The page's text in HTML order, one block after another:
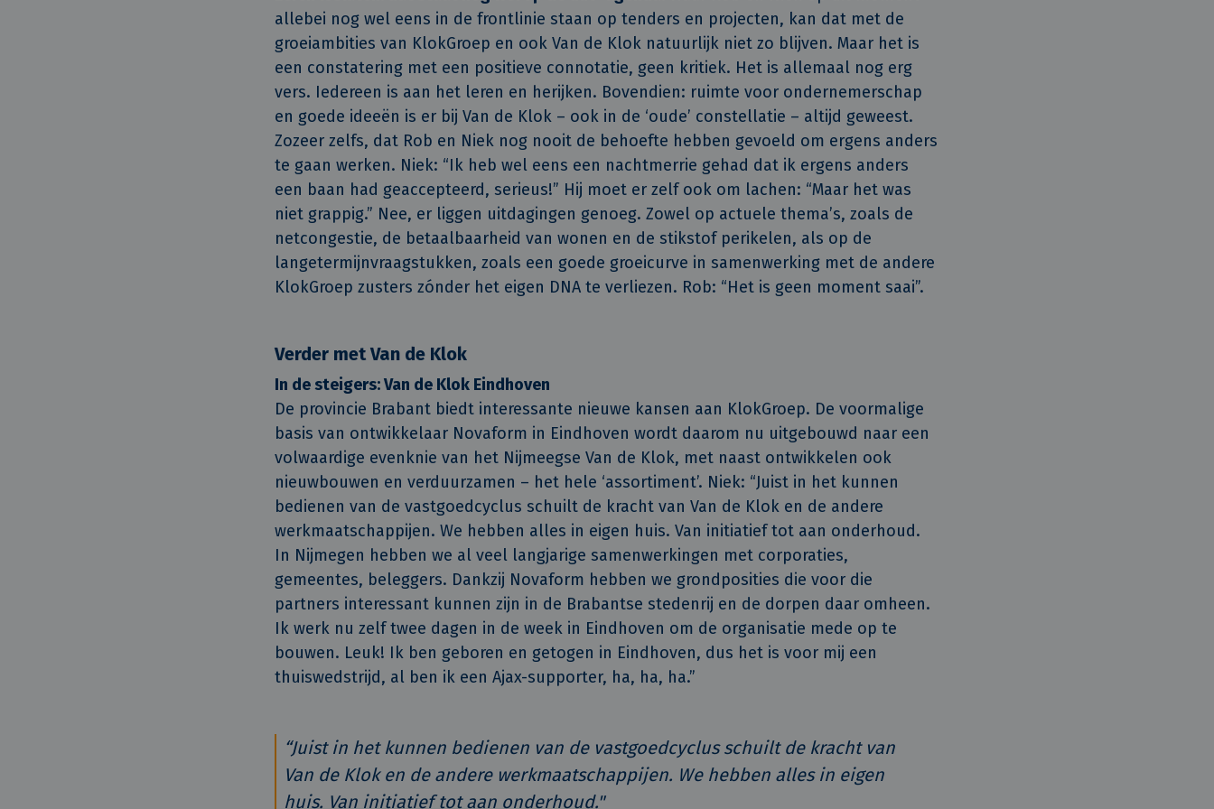
allebei nog wel eens in de frontlinie staan op tenders en projecten, kan dat met de
groeiambities van KlokGroep en ook Van de Klok natuurlijk niet zo blijven. Maar het is
een constatering met een positieve connotatie, geen kritiek. Het is allemaal nog erg
vers. Iedereen is aan het leren en herijken. Bovendien: ruimte voor ondernemerschap
en goede ideeën is er bij Van de Klok – ook in de ‘oude’ constellatie – altijd geweest.
Zozeer zelfs, dat Rob en Niek nog nooit de behoefte hebben gevoeld om ergens anders
te gaan werken. Niek: “Ik heb wel eens een nachtmerrie gehad dat ik ergens anders
een baan had geaccepteerd, serieus!” Hij moet er zelf ook om lachen: “Maar het was
niet grappig.” Nee, er liggen uitdagingen genoeg. Zowel op actuele thema’s, zoals de
netcongestie, de betaalbaarheid van wonen en de stikstof­ perikelen, als op de
langetermijnvraagstukken, zoals een goede groeicurve in samenwerking met de andere
KlokGroep zusters zónder het eigen DNA te verliezen. Rob: “Het is geen moment saai”.
Verder met Van de Klok
In de steigers: Van de Klok Eindhoven
De provincie Brabant biedt interes­sante nieuwe kansen aan KlokGroep. De voormalige
basis van ontwikkelaar Novaform in Eind­hoven wordt daarom nu uitgebouwd naar een
volwaardige evenknie van het Nijmeegse Van de Klok, met naast ontwikkelen ook
nieuwbouwen en verduur­zamen – het hele ‘assortiment’. Niek: “Juist in het kunnen
bedienen van de vastgoedcyclus schuilt de kracht van Van de Klok en de andere
werkmaatschappijen. We hebben alles in eigen huis. Van initiatief tot aan onderhoud.
In Nijmegen hebben we al veel langjarige samenwerkingen met corporaties,
gemeentes, beleggers. Dankzij Novaform hebben we grondposities die voor die
partners interessant kunnen zijn in de Brabantse stedenrij en de dorpen daar omheen.
Ik werk nu zelf twee dagen in de week in Eindhoven om de organisatie mede op te
bouwen. Leuk! Ik ben geboren en getogen in Eindhoven, dus het is voor mij een
thuiswedstrijd, al ben ik een Ajax-supporter, ha, ha, ha.”
“Juist in het kunnen bedienen van de vastgoedcyclus schuilt de kracht van
Van de Klok en de andere werkmaatschappijen. We hebben alles in eigen
huis. Van initiatief tot aan onderhoud."